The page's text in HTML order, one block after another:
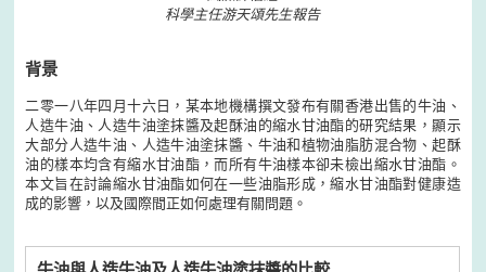
科學主任游天頌先生報告
背景
二零一八年四月十六日，某本地機構撰文發布有關香港出售的牛油、
人造牛油、人造牛油塗抹醬及起酥油的縮水甘油酯的研究結果，顯示
大部分人造牛油、人造牛油塗抹醬、牛油和植物油脂肪混合物、起酥
油的樣本均含有縮水甘油酯，而所有牛油樣本卻未檢出縮水甘油酯。
本文旨在討論縮水甘油酯如何在一些油脂形成，縮水甘油酯對健康造
成的影響，以及國際間正如何處理有關問題。